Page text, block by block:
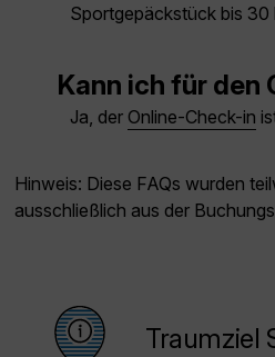
Sportgepäckstück bis
Kann ich für den
Ja, der Online-Check-in
Hinweis: Diese FAQs wurden
ausschließlich aus der
Traumziel